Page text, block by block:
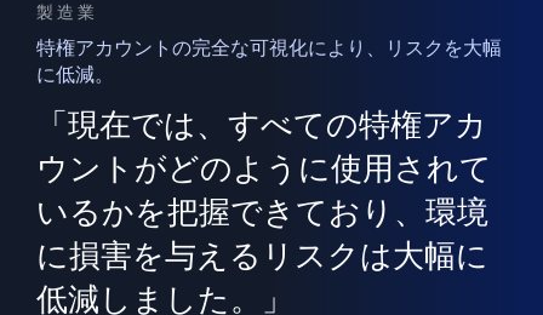
製造業
特権アカウントの完全な可視化により、リスクを大幅
に低減。
「現在では、すべての特権アカ
ウントがどのように使用されて
いるかを把握できており、環境
に損害を与えるリスクは大幅に
低減しました。」